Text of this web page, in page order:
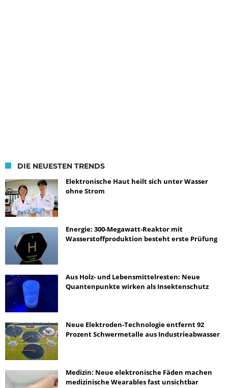
DIE NEUESTEN TRENDS
Elektronische Haut heilt sich unter Wasser
ohne Strom
Energie: 300-Megawatt-Reaktor mit
Wasserstoffproduktion besteht erste Prüfung
Aus Holz- und Lebensmittelresten: Neue
Quantenpunkte wirken als Insektenschutz
Neue Elektroden-Technologie entfernt 92
Prozent Schwermetalle aus Industrieabwasser
Medizin: Neue elektronische Fäden machen
medizinische Wearables fast unsichtbar